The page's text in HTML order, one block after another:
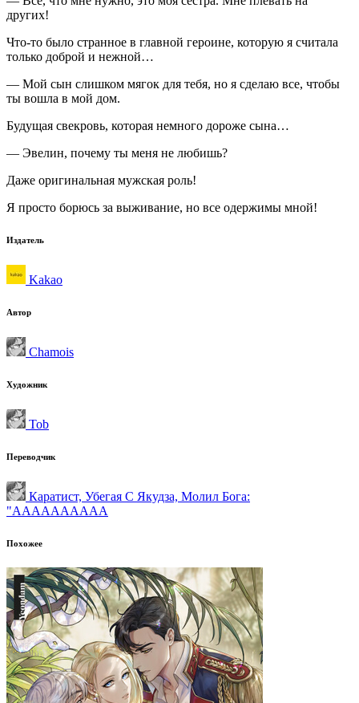
других!
Что-то было странное в главной героине, которую я считала
только доброй и нежной…
— Мой сын слишком мягок для тебя, но я сделаю все, чтобы
ты вошла в мой дом.
Будущая свекровь, которая немного дороже сына…
— Эвелин, почему ты меня не любишь?
Даже оригинальная мужская роль!
Я просто борюсь за выживание, но все одержимы мной!
Издатель
Kakao
Автор
Chamois
Художник
Tob
Переводчик
Каратист, Убегая С Якудза, Молил Бога:
"АААААААААА
Похожее